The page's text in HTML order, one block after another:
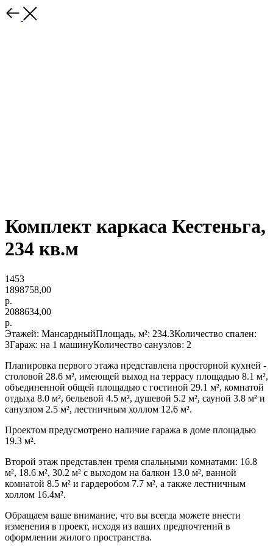
Комплект каркаса Кестеньга,
234 кв.м
1453
1898758,00
р.
2088634,00
р.
Этажей: МансардныйПлощадь, м²: 234.3Количество спален:
3Гараж: на 1 машинуКоличество санузлов: 2
Планировка первого этажа представлена просторной кухней -
столовой 28.6 м², имеющей выход на террасу площадью 8.1 м²,
объединенной общей площадью с гостиной 29.1 м², комнатой
отдыха 8.0 м², бельевой 4.5 м², душевой 5.2 м², сауной 3.8 м² и
санузлом 2.5 м², лестничным холлом 12.6 м².
Проектом предусмотрено наличие гаража в доме площадью
19.3 м².
Второй этаж представлен тремя спальными комнатами: 16.8
м², 18.6 м², 30.2 м² с выходом на балкон 13.0 м², ванной
комнатой 8.5 м² и гардеробом 7.7 м², а также лестничным
холлом 16.4м².
Обращаем ваше внимание, что вы всегда можете внести
изменения в проект, исходя из ваших предпочтений в
оформлении жилого пространства.